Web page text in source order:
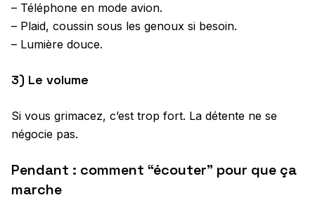
– Téléphone en mode avion.
– Plaid, coussin sous les genoux si besoin.
– Lumière douce.
3) Le volume
Si vous grimacez, c’est trop fort. La détente ne se
négocie pas.
Pendant : comment “écouter” pour que ça
marche